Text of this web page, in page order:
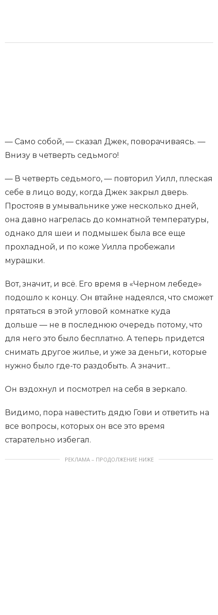
— Само собой, — сказал Джек, поворачиваясь. —
Внизу в четверть седьмого!
— В четверть седьмого, — повторил Уилл, плеская
себе в лицо воду, когда Джек закрыл дверь.
Простояв в умывальнике уже несколько дней,
она давно нагрелась до комнатной температуры,
однако для шеи и подмышек была все еще
прохладной, и по коже Уилла пробежали
мурашки.
Вот, значит, и всё. Его время в «Черном лебеде»
подошло к концу. Он втайне надеялся, что сможет
прятаться в этой угловой комнатке куда
дольше — не в последнюю очередь потому, что
для него это было бесплатно. А теперь придется
снимать другое жилье, и уже за деньги, которые
нужно было где-то раздобыть. А значит...
Он вздохнул и посмотрел на себя в зеркало.
Видимо, пора навестить дядю Гови и ответить на
все вопросы, которых он все это время
старательно избегал.
РЕКЛАМА – ПРОДОЛЖЕНИЕ НИЖЕ